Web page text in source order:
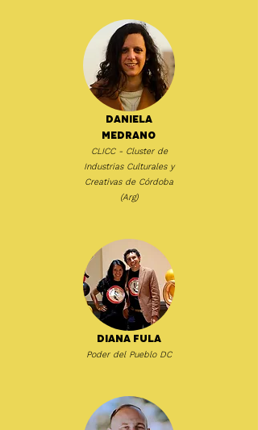
Daniela
Medrano
CLICC - Cluster de
Industrias Culturales y
Creativas de Córdoba
(Arg)
Diana Fula
Poder del Pueblo DC